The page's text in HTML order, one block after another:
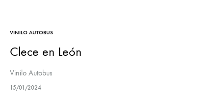
VINILO AUTOBUS
Clece en León
Vinilo Autobus
15/01/2024